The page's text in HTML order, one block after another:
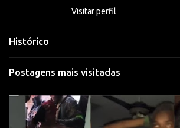
Visitar perfil
Histórico
Postagens mais visitadas